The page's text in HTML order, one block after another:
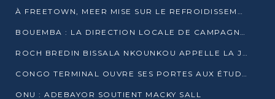
À FREETOWN, MEER MISE SUR LE REFROIDISSEMENT PASSIF FACE À LA CHALEUR EXTRÊME
BOUEMBA : LA DIRECTION LOCALE DE CAMPAGNE DE DENIS SASSOU N’GUESSO MULTIPLIE LES ACTIVITÉS DE MOBILISATION
ROCH BREDIN BISSALA NKOUNKOU APPELLE LA JEUNESSE DE GOMA TSÉ-TSÉ À UN VOTE MASSIF POUR DENIS SASSOU NGUESSO
CONGO TERMINAL OUVRE SES PORTES AUX ÉTUDIANTS EN TRANSPORT ET LOGISTIQUE
ONU : ADEBAYOR SOUTIENT MACKY SALL